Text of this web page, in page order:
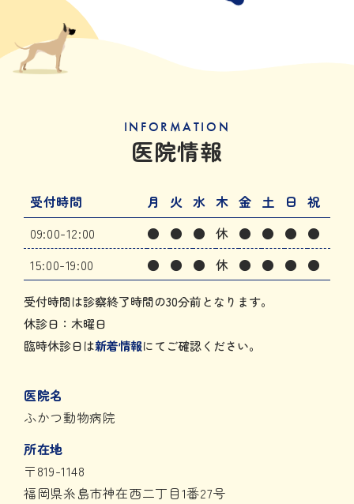
INFORMATION
医院情報
受付時間 月 火 水 木 金 土 日
祝
09:00-12:00
● ● ● 休 ● ● ●
●
15:00-19:00
● ● ● 休 ● ● ● ●
受付時間は診察終了時間の30分前となります。
休診日：木曜日
臨時休診日は新着情報にてご確認ください。
医院名
ふかつ動物病院
所在地
〒819-1148
福岡県糸島市神在西二丁目1番27号